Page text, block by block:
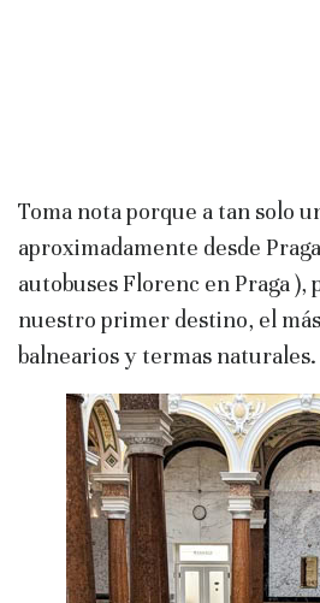
Toma nota porque a tan solo
aproximadamente desde
autobuses Florenc en Praga ),
nuestro primer destino, el
balnearios y termas naturales.